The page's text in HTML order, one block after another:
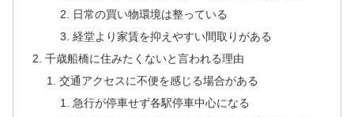
日常の買い物環境は整っている
経堂より家賃を抑えやすい間取りがある
千歳船橋に住みたくないと言われる理由
交通アクセスに不便を感じる場合がある
急行が停車せず各駅停車中心になる